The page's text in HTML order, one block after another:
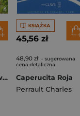
Kamishibai. Kot w butach
KSIĄŻKA
45,56 zł
48,90 zł - sugerowana
cena detaliczna
Caperucita Roja
Perrault Charles